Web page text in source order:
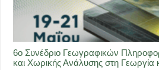
6ο Συνέδριο Γεωγραφικών
και Χωρικής Ανάλυσης στη Γεωργία